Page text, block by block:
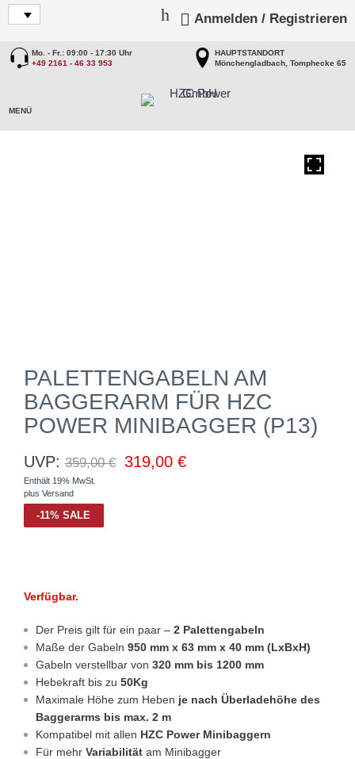
Anmelden / Registrieren
Mo. - Fr.: 09:00 - 17:30 Uhr
+49 2161 - 46 33 953
HAUPTSTANDORT
Mönchengladbach, Tomphecke 65
PALETTENGABELN AM
BAGGERARM FÜR HZC
POWER MINIBAGGER (P13)
UVP: 359,00€ 319,00 €
Enthält 19% MwSt.
plus Versand
-11% SALE
Verfügbar.
Der Preis gilt für ein paar – 2 Palettengabeln
Maße der Gabeln 950 mm x 63 mm x 40 mm (LxBxH)
Gabeln verstellbar von 320 mm bis 1200 mm
Hebekraft bis zu 50Kg
Maximale Höhe zum Heben je nach Überladehöhe des
Baggerarms bis max. 2 m
Kompatibel mit allen HZC Power Minibaggern
Für mehr Variabilitätam Minibagger